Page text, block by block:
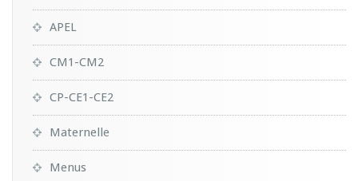
APEL
CM1-CM2
CP-CE1-CE2
Maternelle
Menus